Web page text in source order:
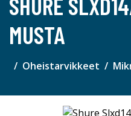
MUSTA
Oheistarvikkeet